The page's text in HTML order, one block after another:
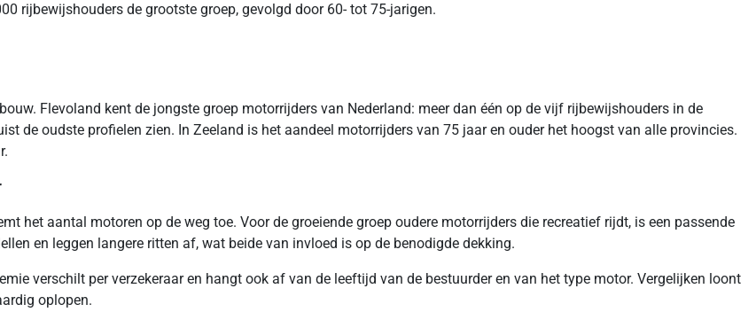
rijbewijshouders de grootste groep, gevolgd door 60- tot 75-jarigen.
Flevoland kent de jongste groep motorrijders van Nederland: meer dan één op de vijf rijbewijshouders in de
de oudste profielen zien. In Zeeland is het aandeel motorrijders van 75 jaar en ouder het hoogst van alle provincies.
het aantal motoren op de weg toe. Voor de groeiende groep oudere motorrijders die recreatief rijdt, is een passende
en leggen langere ritten af, wat beide van invloed is op de benodigde dekking.
verschilt per verzekeraar en hangt ook af van de leeftijd van de bestuurder en van het type motor. Vergelijken loont
oplopen.